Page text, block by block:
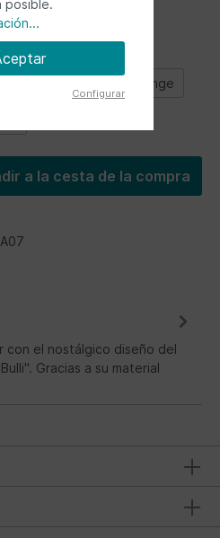
ride
orange
a la cesta de la compra
con el nostálgico diseño del
Gracias a su material
posible.
Configurar